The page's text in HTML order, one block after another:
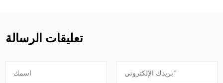
تعليقات الرسالة